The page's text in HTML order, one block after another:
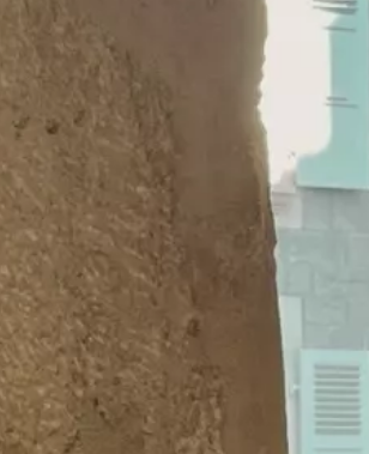
einzigartigen Talent kennen und lassen Sie sich
von ihrer immer innovativeren Küche
überraschen. Unvergessliche
Geschmackserlebnisse warten während Ihres
Aufenthalts in Genf auf Sie!